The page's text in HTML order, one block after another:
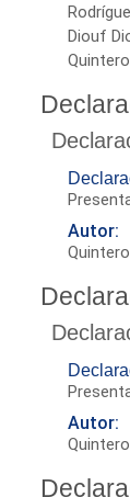
Diouf
Autor:
Autor: